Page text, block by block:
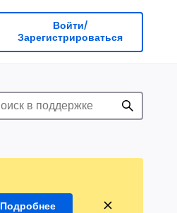
Войти/
Зарегистрироваться
Подробнее